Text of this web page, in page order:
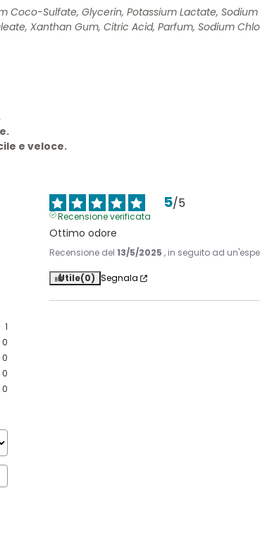
Sulfate, Glycerin, Potassium Lactate,
Xanthan Gum, Citric Acid, Parfum, Sodium
e veloce.
1
0
0
0
0
5/5
Recensione verificata
Ottimo odore
Recensione del 13/5/2025 , in seguito ad
Utile(0) Segnala